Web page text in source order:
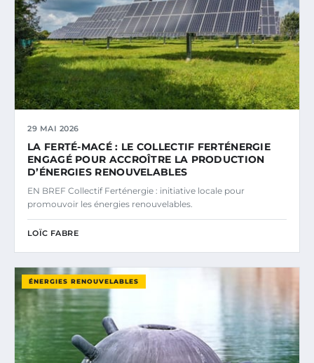
29 MAI 2026
LA FERTÉ-MACÉ : LE COLLECTIF FERTÉNERGIE
ENGAGÉ POUR ACCROÎTRE LA PRODUCTION
D’ÉNERGIES RENOUVELABLES
EN BREF Collectif Ferténergie : initiative locale pour
promouvoir les énergies renouvelables.
LOÏC FABRE
ÉNERGIES RENOUVELABLES